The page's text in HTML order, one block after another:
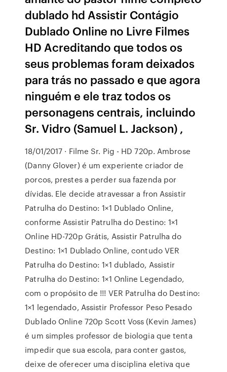
dublado hd Assistir Contágio
Dublado Online no Livre Filmes
HD Acreditando que todos os
seus problemas foram deixados
para trás no passado e que agora
ninguém e ele traz todos os
personagens centrais, incluindo
Sr. Vidro (Samuel L. Jackson) ,
18/01/2017 · Filme Sr. Pig - HD 720p. Ambrose
(Danny Glover) é um experiente criador de
porcos, prestes a perder sua fazenda por
dívidas. Ele decide atravessar a fron Assistir
Patrulha do Destino: 1×1 Dublado Online,
conforme Assistir Patrulha do Destino: 1×1
Online HD-720p Grátis, Assistir Patrulha do
Destino: 1×1 Dublado Online, contudo VER
Patrulha do Destino: 1×1 dublado, Assistir
Patrulha do Destino: 1×1 Online Legendado,
com o propósito de !!! VER Patrulha do Destino:
1×1 legendado, Assistir Professor Peso Pesado
Dublado Online 720p Scott Voss (Kevin James)
é um simples professor de biologia que tenta
impedir que sua escola, para conter gastos,
deixe de oferecer uma disciplina eletiva que